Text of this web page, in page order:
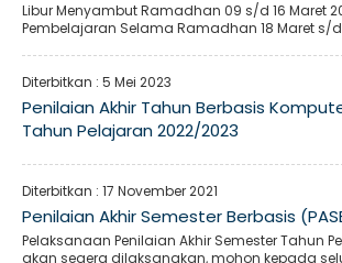
Libur Menyambut Ramadhan 09 s/d 16 Maret
Pembelajaran Selama Ramadhan 18 Maret s/
Diterbitkan : 5 Mei 2023
Penilaian Akhir Tahun Berbasis
Tahun Pelajaran 2022/2023
Diterbitkan : 17 November 2021
Penilaian Akhir Semester Berbasis
Pelaksanaan Penilaian Akhir Semester Tahun
akan segera dilaksanakan, mohon kepada